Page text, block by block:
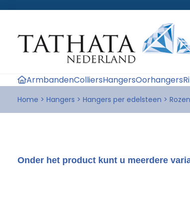
ArmbandenColliersHangersOorhangers
Home > Hangers > Hangers per edelsteen >
Onder het product kunt u meerdere